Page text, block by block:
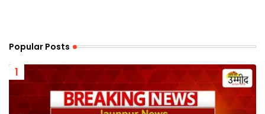
Popular Posts